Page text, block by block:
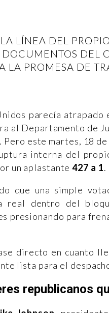
LÍNEA DEL
DEL
LA PROMESA DE
parecía atrapado
al Departamento de
. Pero este martes, 18
interna del
un aplastante427 a 1.
que una simple
real dentro del
presionando para
directo en cuanto
lista para el
republicanos